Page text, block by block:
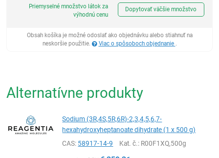
Priemyselné množstvo látok za
výhodnú cenu
Dopytovať väčšie množstvo
Obsah košíka je možné odoslať ako objednávku alebo stiahnuť na
neskoršie použitie.
Viac o spôsoboch objednanie .
Alternatívne produkty
Sodium (3R,4S,5R,6R)-2,3,4,5,6,7-
hexahydroxyheptanoate dihydrate (1 x 500 g)
CAS: 58917-14-9 Kat. č.: R00F1XQ,500g